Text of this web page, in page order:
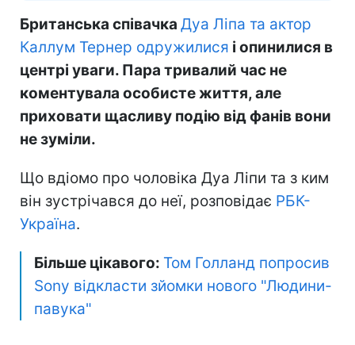
Британська співачка Дуа Ліпа та актор
Каллум Тернер одружилися і опинилися в
центрі уваги. Пара тривалий час не
коментувала особисте життя, але
приховати щасливу подію від фанів вони
не зуміли.
Що вдіомо про чоловіка Дуа Ліпи та з ким
він зустрічався до неї, розповідає РБК-
Україна.
Більше цікавого: Том Голланд попросив
Sony відкласти зйомки нового "Людини-
павука"